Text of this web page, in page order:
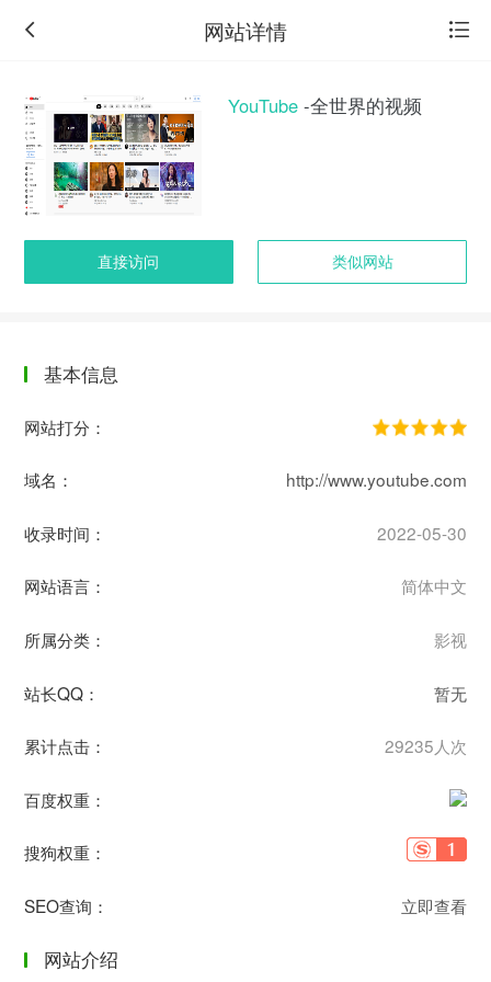
网站详情
YouTube-全世界的视频
直接访问 类似网站
基本信息
网站打分：
域名： http://www.youtube.com
收录时间： 2022-05-30
网站语言： 简体中文
所属分类： 影视
站长QQ： 暂无
累计点击： 29235人次
百度权重：
搜狗权重：
SEO查询： 立即查看
网站介绍